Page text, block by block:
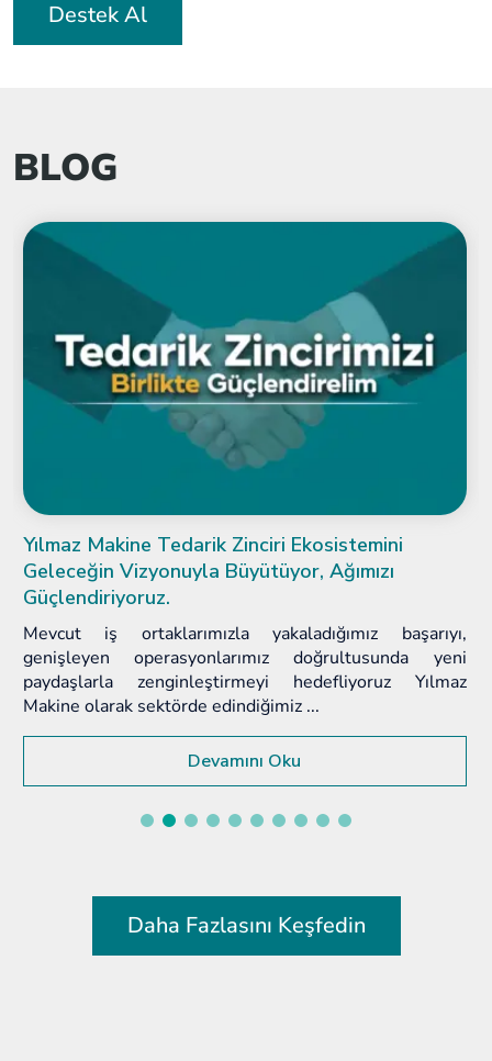
Destek Al
BLOG
Fensterbau Frontale 2026: Küresel Kapı ve
Pencere Endüstrisinin Buluşma Noktası
Kapı, pencere ve cephe sistemleri endüstrisinin en
kapsamlı uluslararası organizasyonu olan Fensterbau
Frontale, bu yıl yeniden Nürnberg’de kapılarını açıyor.
24-27 Mart 2026 tarih...
Devamını Oku
Daha Fazlasını Keşfedin